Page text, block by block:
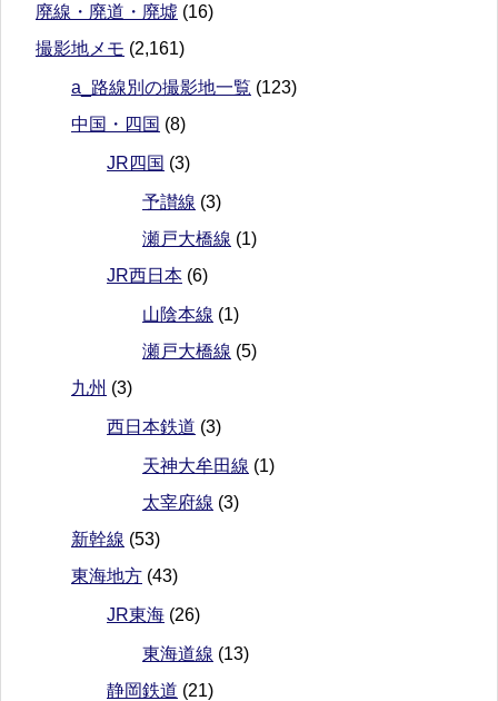
廃線・廃道・廃墟 (16)
撮影地メモ (2,161)
a_路線別の撮影地一覧 (123)
中国・四国 (8)
JR四国 (3)
予讃線 (3)
瀬戸大橋線 (1)
JR西日本 (6)
山陰本線 (1)
瀬戸大橋線 (5)
九州 (3)
西日本鉄道 (3)
天神大牟田線 (1)
太宰府線 (3)
新幹線 (53)
東海地方 (43)
JR東海 (26)
東海道線 (13)
静岡鉄道 (21)